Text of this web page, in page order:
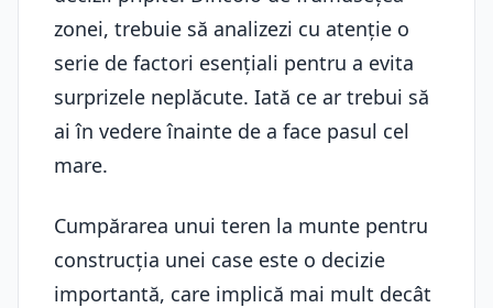
zonei, trebuie să analizezi cu atenție o
serie de factori esențiali pentru a evita
surprizele neplăcute. Iată ce ar trebui să
ai în vedere înainte de a face pasul cel
mare.
Cumpărarea unui teren la munte pentru
construcția unei case este o decizie
importantă, care implică mai mult decât